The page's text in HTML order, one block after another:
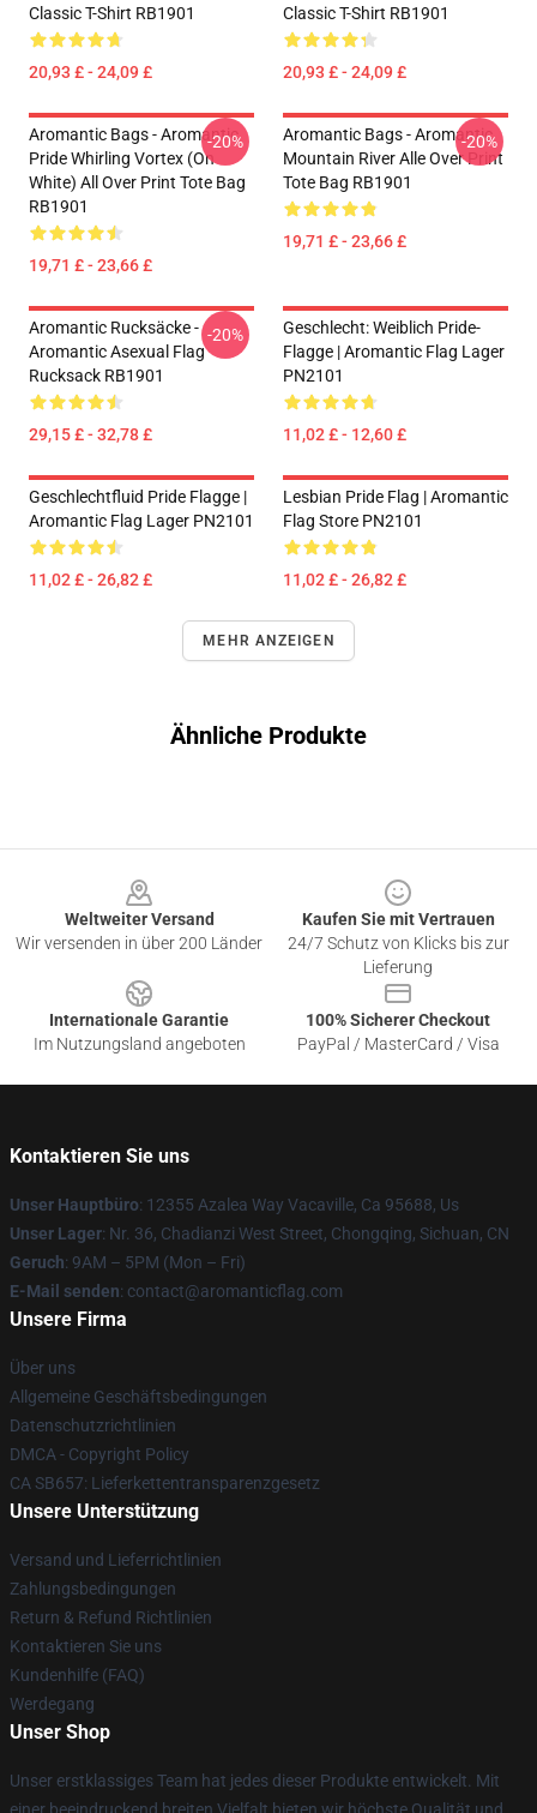
Classic T-Shirt RB1901
20,93 £ - 24,09 £
Classic T-Shirt RB1901
20,93 £ - 24,09 £
Aromantic Bags - Aromantic
Pride Whirling Vortex (On
White) All Over Print Tote Bag
RB1901
19,71 £ - 23,66 £
-20%
Aromantic Bags - Aromantic
Mountain River Alle Over Print
Tote Bag RB1901
19,71 £ - 23,66 £
-20%
Aromantic Rucksäcke -
Aromantic Asexual Flag
Rucksack RB1901
29,15 £ - 32,78 £
-20%
Geschlecht: Weiblich Pride-
Flagge | Aromantic Flag Lager
PN2101
11,02 £ - 12,60 £
Geschlechtfluid Pride Flagge |
Aromantic Flag Lager PN2101
11,02 £ - 26,82 £
Lesbian Pride Flag | Aromantic
Flag Store PN2101
11,02 £ - 26,82 £
MEHR ANZEIGEN
Ähnliche Produkte
Weltweiter Versand
Wir versenden in über 200 Länder
Kaufen Sie mit Vertrauen
24/7 Schutz von Klicks bis zur
Lieferung
Internationale Garantie
Im Nutzungsland angeboten
100% Sicherer Checkout
PayPal / MasterCard / Visa
Kontaktieren Sie uns
Unser Hauptbüro: 12355 Azalea Way Vacaville, Ca 95688, Us
Unser Lager: Nr. 36, Chadianzi West Street, Chongqing, Sichuan, CN
Geruch: 9AM – 5PM (Mon – Fri)
E-Mail senden: contact@aromanticflag.com
Unsere Firma
Über uns
Allgemeine Geschäftsbedingungen
Datenschutzrichtlinien
DMCA - Copyright Policy
CA SB657: Lieferkettentransparenzgesetz
Unsere Unterstützung
Versand und Lieferrichtlinien
Zahlungsbedingungen
Return & Refund Richtlinien
Kontaktieren Sie uns
Kundenhilfe (FAQ)
Werdegang
Unser Shop
Unser erstklassiges Team hat jedes dieser Produkte entwickelt. Mit